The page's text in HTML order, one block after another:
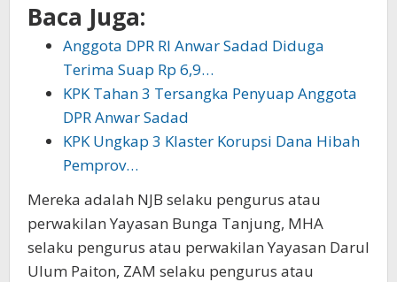
Baca Juga:
Anggota DPR RI Anwar Sadad Diduga
Terima Suap Rp 6,9…
KPK Tahan 3 Tersangka Penyuap Anggota
DPR Anwar Sadad
KPK Ungkap 3 Klaster Korupsi Dana Hibah
Pemprov…
Mereka adalah NJB selaku pengurus atau
perwakilan Yayasan Bunga Tanjung, MHA
selaku pengurus atau perwakilan Yayasan Darul
Ulum Paiton, ZAM selaku pengurus atau